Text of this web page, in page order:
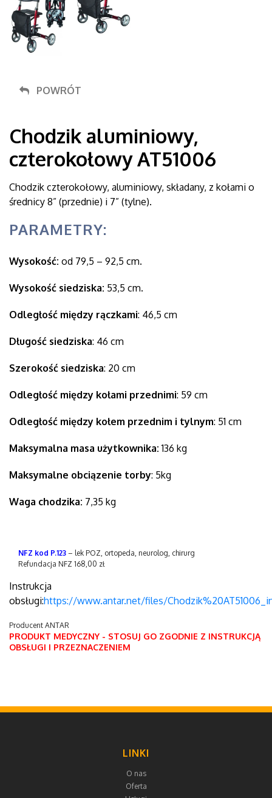
POWRÓT
Chodzik aluminiowy,
czterokołowy AT51006
Chodzik czterokołowy, aluminiowy, składany, z kołami o
średnicy 8” (przednie) i 7” (tylne).
PARAMETRY:
Wysokość: od 79,5 – 92,5 cm.
Wysokość siedziska: 53,5 cm.
Odległość między rączkami: 46,5 cm
Długość siedziska: 46 cm
Szerokość siedziska: 20 cm
Odległość między kołami przednimi: 59 cm
Odległość między kołem przednim i tylnym: 51 cm
Maksymalna masa użytkownika: 136 kg
Maksymalne obciązenie torby: 5kg
Waga chodzika: 7,35 kg
NFZ kod P.123 – lek POZ, ortopeda, neurolog, chirurg
Refundacja NFZ 168,00 zł
Instrukcja
obsługi:https://www.antar.net/files/
Producent ANTAR
PRODUKT MEDYCZNY - STOSUJ GO ZGODNIE Z INSTRUKCJĄ
OBSŁUGI I PRZEZNACZENIEM
LINKI
O nas
Oferta